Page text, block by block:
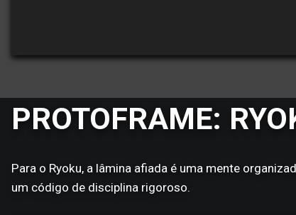
PROTOFRAME:
Para o Ryoku, a lâmina afiada é uma mente
um código de disciplina rigoroso.